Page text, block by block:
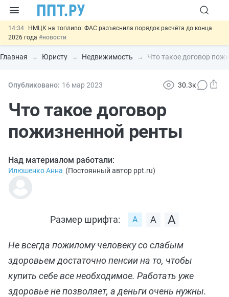
14:34
НМЦК на топливо: ФАС разъяснила порядок расчёта до конца
2026 года #новости
13:02
Важно
СФР переведёт обмен по пособиям в СЭДО на
платформу ГИС ЕЦП до 31 августа#новости
11:12 Закон об ИИ синхронизируют с Гражданским кодексом#новости
15:23
Главная Юристу Недвижимость Что такое договор
Опубликовано: 16 мар 2023 30.3к
Что такое договор
пожизненной ренты
Над материалом работали:
Илюшенко Анна (Постоянный автор ppt.ru)
Размер шрифта:
Не всегда пожилому человеку со слабым
здоровьем достаточно пенсии на то, чтобы
купить себе все необходимое. Работать уже
здоровье не позволяет, а деньги очень нужны.